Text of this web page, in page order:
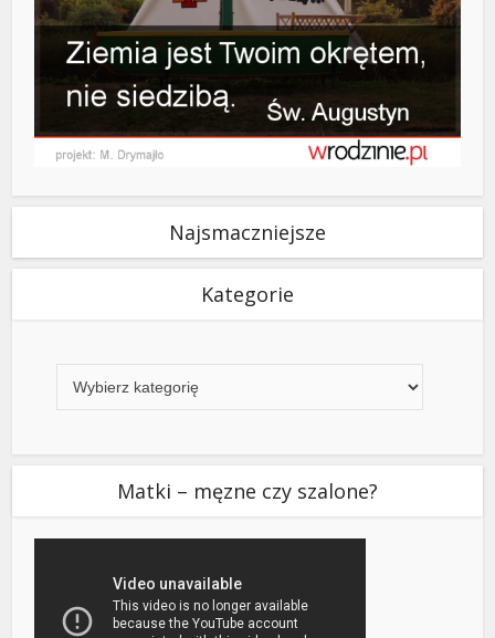
Najsmaczniejsze
Kategorie
Matki – męzne czy szalone?